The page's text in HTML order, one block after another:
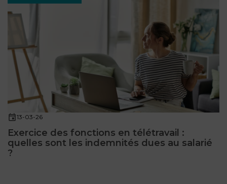
13-03-26
Exercice des fonctions en télétravail :
quelles sont les indemnités dues au salarié
?